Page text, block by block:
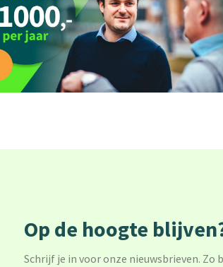
Op de hoogte
Schrijf je in voor onze nieuwsbrieven. Zo